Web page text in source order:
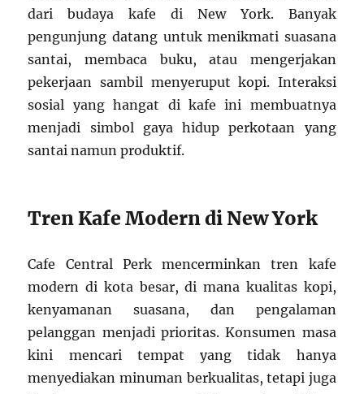
dari budaya kafe di New York. Banyak
pengunjung datang untuk menikmati suasana
santai, membaca buku, atau mengerjakan
pekerjaan sambil menyeruput kopi. Interaksi
sosial yang hangat di kafe ini membuatnya
menjadi simbol gaya hidup perkotaan yang
santai namun produktif.
Tren Kafe Modern di New York
Cafe Central Perk mencerminkan tren kafe
modern di kota besar, di mana kualitas kopi,
kenyamanan suasana, dan pengalaman
pelanggan menjadi prioritas. Konsumen masa
kini mencari tempat yang tidak hanya
menyediakan minuman berkualitas, tetapi juga